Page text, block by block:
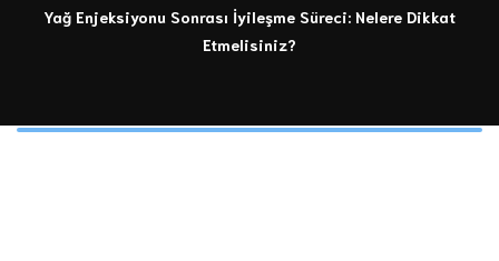
Yağ Enjeksiyonu Sonrası İyileşme Süreci: Nelere Dikkat
Etmelisiniz?